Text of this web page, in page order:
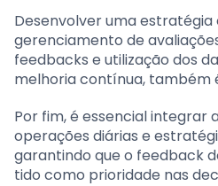
Desenvolver uma
gerenciamento de
feedbacks e utilização dos
melhoria contínua, também
Por fim, é essencial integrar
operações diárias e
garantindo que o feedback
tido como prioridade nas